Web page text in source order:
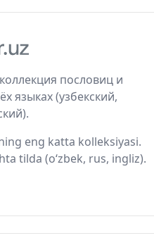
пословиц и
языках (узбекский,
eng katta kolleksiyasi.
tilda (o‘zbek, rus, ingliz).